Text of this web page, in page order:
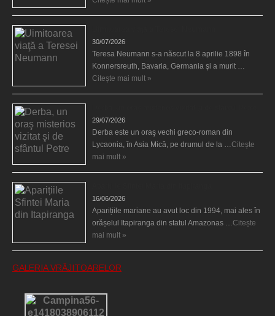
30/07/2026
Teresa Neumann s-a născut la 8 aprilie 1898 în
Konnersreuth, Bavaria, Germania şi a murit …
Citește mai mult »
29/07/2026
Derba este un oraş vechi greco-roman din
Lycaonia, în Asia Mică, pe drumul de la … Citește
mai mult »
16/06/2026
Aparițiile mariane au avut loc din 1994, mai ales în
orășelul Itapiranga din statul Amazonas … Citește
mai mult »
GALERIA VRĂJITOARELOR